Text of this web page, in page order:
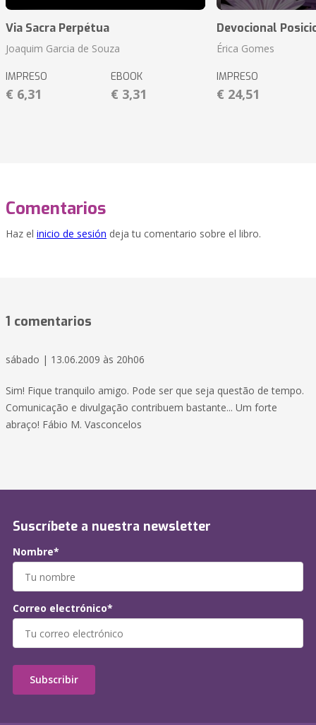
Via Sacra Perpétua
Joaquim Garcia de Souza
IMPRESO
€ 6,31
EBOOK
€ 3,31
Devocional
Érica Gomes
IMPRESO
€ 24,51
Comentarios
Haz el inicio de sesión deja tu comentario sobre el libro.
1 comentarios
sábado | 13.06.2009 às 20h06
Sim! Fique tranquilo amigo. Pode ser que seja questão de tempo.
Comunicação e divulgação contribuem bastante... Um forte
abraço! Fábio M. Vasconcelos
Suscríbete a nuestra newsletter
Nombre*
Correo electrónico*
Subscribir